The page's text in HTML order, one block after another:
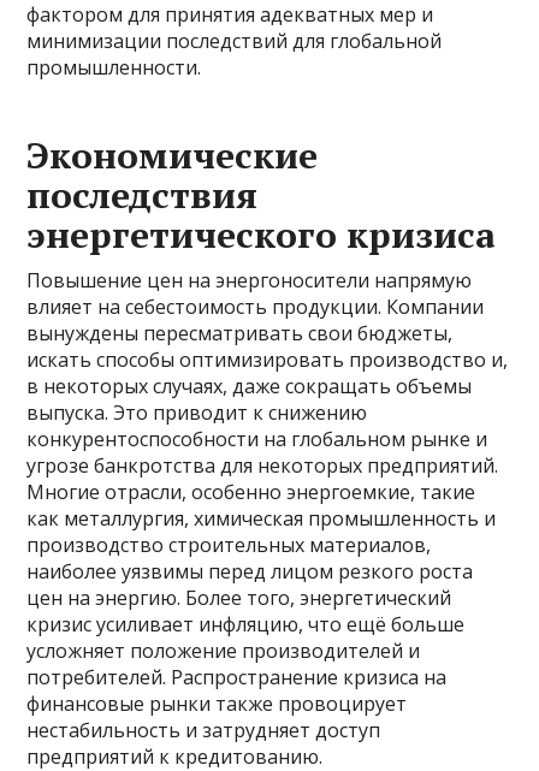
фактором для принятия адекватных мер и
минимизации последствий для глобальной
промышленности.
Экономические
последствия
энергетического кризиса
Повышение цен на энергоносители напрямую
влияет на себестоимость продукции. Компании
вынуждены пересматривать свои бюджеты,
искать способы оптимизировать производство и,
в некоторых случаях, даже сокращать объемы
выпуска. Это приводит к снижению
конкурентоспособности на глобальном рынке и
угрозе банкротства для некоторых предприятий.
Многие отрасли, особенно энергоемкие, такие
как металлургия, химическая промышленность и
производство строительных материалов,
наиболее уязвимы перед лицом резкого роста
цен на энергию. Более того, энергетический
кризис усиливает инфляцию, что ещё больше
усложняет положение производителей и
потребителей. Распространение кризиса на
финансовые рынки также провоцирует
нестабильность и затрудняет доступ
предприятий к кредитованию.